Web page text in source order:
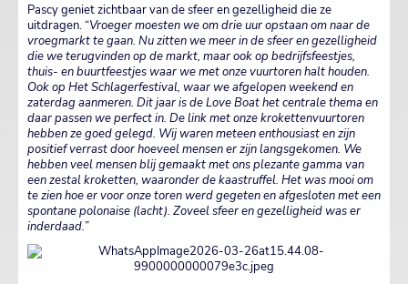
Pascy geniet zichtbaar van de sfeer en gezelligheid die ze
uitdragen. “Vroeger moesten we om drie uur opstaan om naar de
vroegmarkt te gaan. Nu zitten we meer in de sfeer en gezelligheid
die we terugvinden op de markt, maar ook op bedrijfsfeestjes,
thuis- en buurtfeestjes waar we met onze vuurtoren halt houden.
Ook op Het Schlagerfestival, waar we afgelopen weekend en
zaterdag aanmeren. Dit jaar is de Love Boat het centrale thema en
daar passen we perfect in. De link met onze krokettenvuurtoren
hebben ze goed gelegd. Wij waren meteen enthousiast en zijn
positief verrast door hoeveel mensen er zijn langsgekomen. We
hebben veel mensen blij gemaakt met ons plezante gamma van
een zestal kroketten, waaronder de kaastruffel. Het was mooi om
te zien hoe er voor onze toren werd gegeten en afgesloten met een
spontane polonaise (lacht). Zoveel sfeer en gezelligheid was er
inderdaad.”